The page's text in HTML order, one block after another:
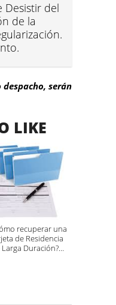
Desistir del
de la
despacho, serán
LIKE
recuperar una
de Residencia
Duración?